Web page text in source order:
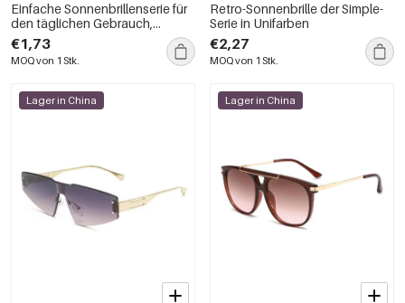
Einfache Sonnenbrillenserie für
den täglichen Gebrauch,
einfarbig und in verschiedenen
Farben
€1,73
MOQ von 1 Stk.
Retro-Sonnenbrille der Simple-
Serie in Unifarben
€2,27
MOQ von 1 Stk.
Lager in China Lager in China